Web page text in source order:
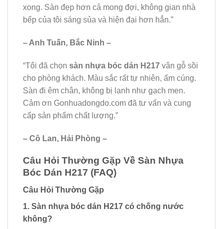
xong. Sàn đẹp hơn cả mong đợi, không gian nhà
bếp của tôi sáng sủa và hiện đại hơn hẳn.”
– Anh Tuấn, Bắc Ninh –
“Tôi đã chọn sàn nhựa bóc dán H217 vân gỗ sồi
cho phòng khách. Màu sắc rất tự nhiên, ấm cúng.
Sàn đi êm chân, không bị lạnh như gạch men.
Cảm ơn Gonhuadongdo.com đã tư vấn và cung
cấp sản phẩm chất lượng.”
– Cô Lan, Hải Phòng –
Câu Hỏi Thường Gặp Về Sàn Nhựa
Bóc Dán H217 (FAQ)
Câu Hỏi Thường Gặp
1. Sàn nhựa bóc dán H217 có chống nước
không?